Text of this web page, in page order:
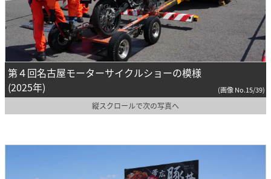
第４回名古屋モーターサイクルショーの模様
(2025年)
(画像 No.15/39)
縦スクロールで次の写真へ